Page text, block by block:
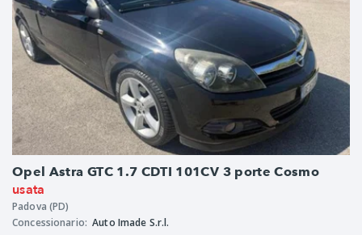
Opel Astra GTC 1.7 CDTI 101CV 3 porte Cosmo
usata
Padova (PD)
Concessionario: Auto Imade S.r.l.